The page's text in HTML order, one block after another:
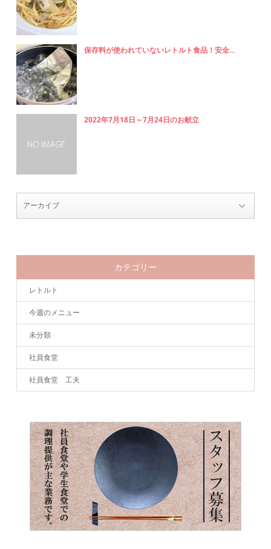
保存料が使われていないレトルト食品！安全...
2022年7月18日～7月24日のお献立
カテゴリー
レトルト
今週のメニュー
未分類
社員食堂
社員食堂 工夫